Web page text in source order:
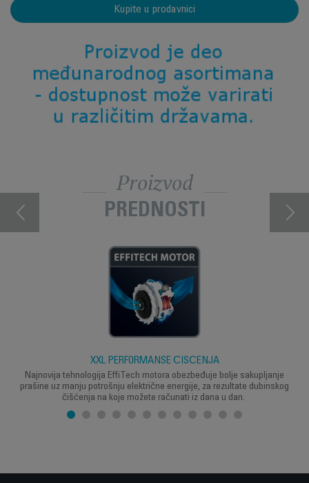
Kupite u prodavnici
Proizvod
PREDNOSTI
XXL PERFORMANSE ČIŠĆENJA
Najnovija tehnologija EffiTech motora obezbeđuje bolje sakupljanje
prašine uz manju potrošnju električne energije, za rezultate dubinskog
čišćenja na koje možete računati iz dana u dan.